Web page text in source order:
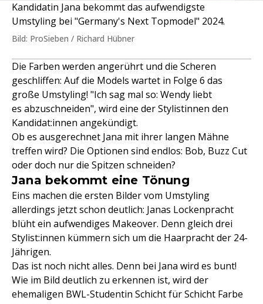
Kandidatin Jana bekommt das aufwendigste
Umstyling bei "Germany's Next Topmodel" 2024.
Bild: ProSieben / Richard Hübner
Die Farben werden angerührt und die Scheren
geschliffen: Auf die Models wartet in Folge 6 das
große Umstyling! "Ich sag mal so: Wendy liebt
es abzuschneiden", wird eine der Stylistinnen den
Kandidat:innen angekündigt.
Ob es ausgerechnet Jana mit ihrer langen Mähne
treffen wird? Die Optionen sind endlos: Bob, Buzz Cut
oder doch nur die Spitzen schneiden?
Jana bekommt eine Tönung
Eins machen die ersten Bilder vom Umstyling
allerdings jetzt schon deutlich: Janas Lockenpracht
blüht ein aufwendiges Makeover. Denn gleich drei
Stylist:innen kümmern sich um die Haarpracht der 24-
Jährigen.
Das ist noch nicht alles. Denn bei Jana wird es bunt!
Wie im Bild deutlich zu erkennen ist, wird der
ehemaligen BWL-Studentin Schicht für Schicht Farbe